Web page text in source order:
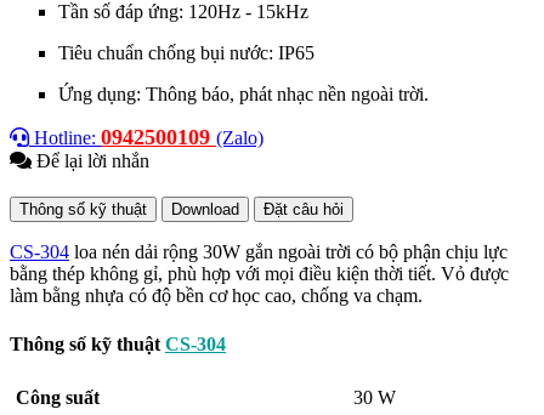
Tần số đáp ứng: 120Hz - 15kHz
Tiêu chuẩn chống bụi nước: IP65
Ứng dụng: Thông báo, phát nhạc nền ngoài trời.
Hotline: 0942500109 (Zalo)
Để lại lời nhắn
Thông số kỹ thuật Download Đặt câu hỏi
CS-304 loa nén dải rộng 30W gắn ngoài trời có bộ phận chịu lực
bằng thép không gỉ, phù hợp với mọi điều kiện thời tiết. Vỏ được
làm bằng nhựa có độ bền cơ học cao, chống va chạm.
Thông số kỹ thuật CS-304
Công suất 30 W